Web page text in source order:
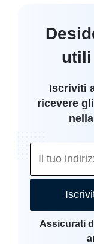
Iscriviti
ricevere
Assicurati